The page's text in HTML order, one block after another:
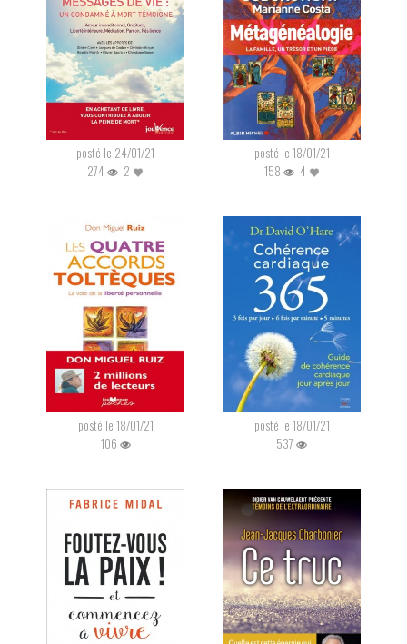
posté le 24/01/21
274
2
posté le 18/01/21
158
4
posté le 18/01/21
106
posté le 18/01/21
537